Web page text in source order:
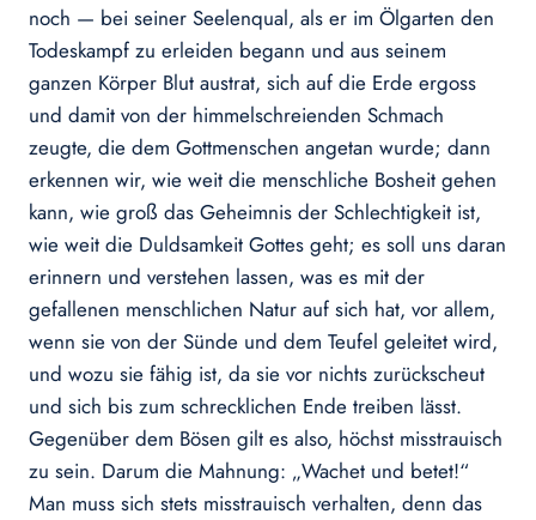
noch — bei seiner Seelenqual, als er im Ölgarten den
Todeskampf zu erleiden begann und aus seinem
ganzen Körper Blut austrat, sich auf die Erde ergoss
und damit von der himmelschreienden Schmach
zeugte, die dem Gottmenschen angetan wurde; dann
erkennen wir, wie weit die menschliche Bosheit gehen
kann, wie groß das Geheimnis der Schlechtigkeit ist,
wie weit die Duldsamkeit Gottes geht; es soll uns daran
erinnern und verstehen lassen, was es mit der
gefallenen menschlichen Natur auf sich hat, vor allem,
wenn sie von der Sünde und dem Teufel geleitet wird,
und wozu sie fähig ist, da sie vor nichts zurückscheut
und sich bis zum schrecklichen Ende treiben lässt.
Gegenüber dem Bösen gilt es also, höchst misstrauisch
zu sein. Darum die Mahnung: „Wachet und betet!“
Man muss sich stets misstrauisch verhalten, denn das